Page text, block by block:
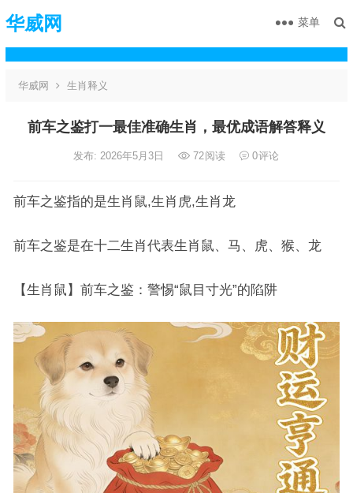
华威网 菜单
华威网 生肖释义
前车之鉴打一最佳准确生肖，最优成语解答释义
发布: 2026年5月3日 72阅读 0评论
前车之鉴指的是生肖鼠,生肖虎,生肖龙
前车之鉴是在十二生肖代表生肖鼠、马、虎、猴、龙
【生肖鼠】前车之鉴：警惕“鼠目寸光”的陷阱